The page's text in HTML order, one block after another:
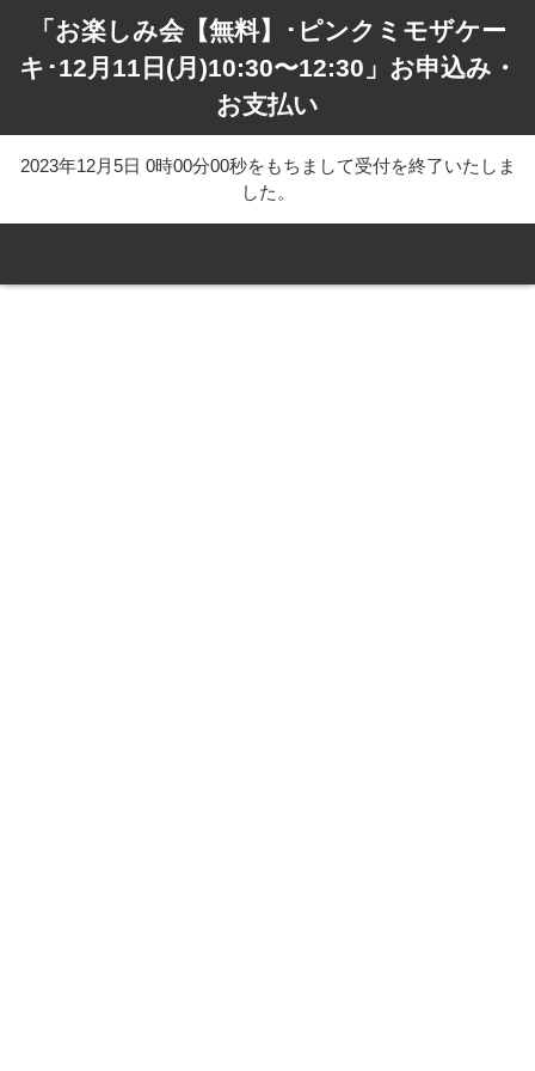
「お楽しみ会【無料】･ピンクミモザケー
キ･12月11日(月)10:30〜12:30」お申込み・
お支払い
2023年12月5日 0時00分00秒をもちまして受付を終了いたしま
した。